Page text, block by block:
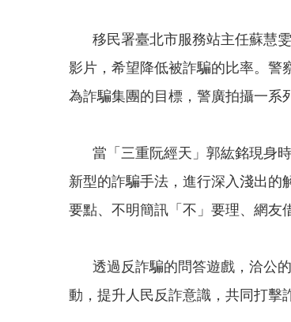
移民署臺北市服務站主任蘇慧雯
影片，希望降低被詐騙的比率。警
為詐騙集團的目標，警廣拍攝一系
當「三重阮經天」郭紘銘現身時
新型的詐騙手法，進行深入淺出的
要點、不明簡訊「不」要理、網友
透過反詐騙的問答遊戲，洽公
動，提升人民反詐意識，共同打擊